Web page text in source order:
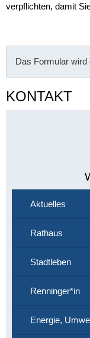
verpflichten, damit
Das Formular
KONTAKT
Aktuelles
Rathaus
Stadtleben
Renninger*in
Energie,